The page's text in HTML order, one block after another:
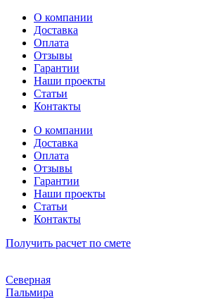
Перейти
содержимому
О компании
Доставка
Оплата
Отзывы
Гарантии
Наши проекты
Статьи
Контакты
О компании
Доставка
Оплата
Отзывы
Гарантии
Наши проекты
Статьи
Контакты
Получить расчет по смете
Северная
Пальмира